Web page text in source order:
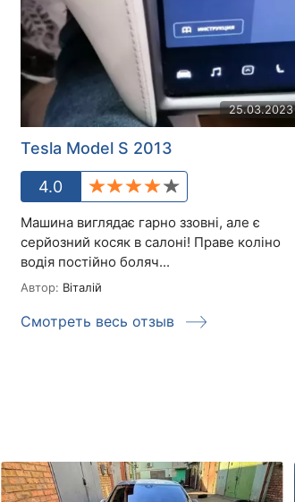
25.03.2023
Tesla Model S 2013
4.0
Машина виглядає гарно ззовні, але є
серйозний косяк в салоні! Праве коліно
водія постійно боляч...
Автор: Віталій
Смотреть весь отзыв